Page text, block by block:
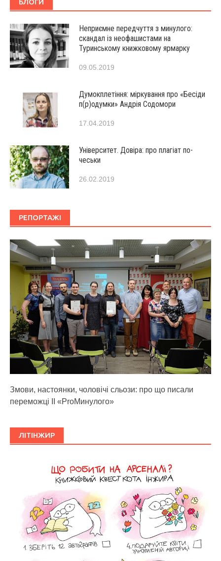
Неприємне передчуття з минулого:
скандал із неофашистами на
Туринському книжковому ярмарку
09.05.2019
Думокплетіння: міркування про «Бесіди
п(р)одумки» Андрія Содомори
17.04.2019
Університет. Довіра: про плагіат по-
чеськи
26.02.2019
РЕПОРТАЖІ
Змови, настоянки, чоловічі сльози: про що писали
переможці ІІ «ProМинулого»
ЛІТІНЖИР